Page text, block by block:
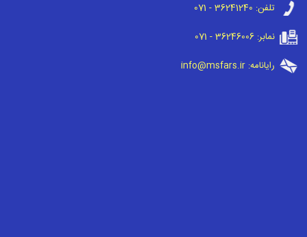
تلفن: 071 - 36241240
نمابر:071 - 36246006
رایانامه:info@msfars.ir